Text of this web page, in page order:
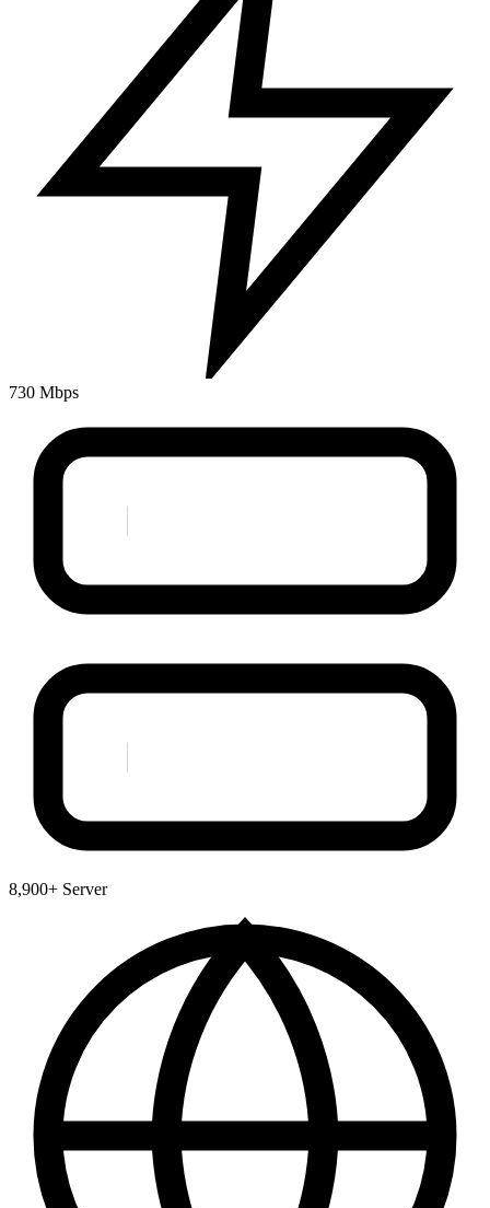
730 Mbps
8,900+ Server